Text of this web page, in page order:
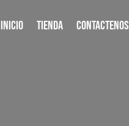
INICIO TIENDA CONTACTENOS